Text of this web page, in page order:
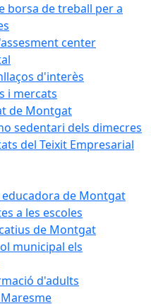
borsa de treball per a
center
d'interès
i mercats
de Montgat
sedentari dels dimecres
del Teixit Empresarial
educadora de Montgat
a les escoles
de Montgat
municipal els
d'adults
Maresme